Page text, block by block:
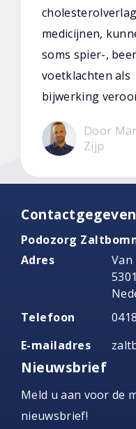
medicijnen,
soms spier-,
voetklachten als
bijwerking
Door
Zijp
Podozorg
Adres
Van
Telefoon
E-mailadres
Nieuwsbrief
Meld u aan voor de
nieuwsbrief!